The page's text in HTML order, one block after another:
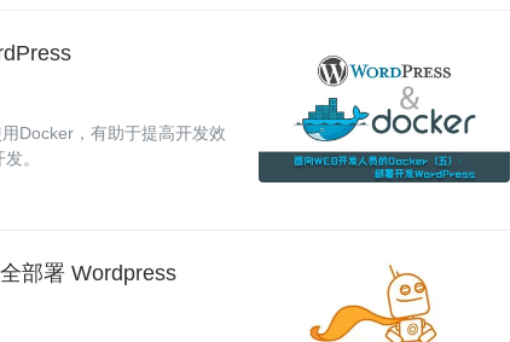
Docker，有助于提高开发效
。
部署 Wordpress